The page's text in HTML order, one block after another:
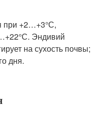
при +2…+3°С,
Эндивий
на сухость почвы;
дня.